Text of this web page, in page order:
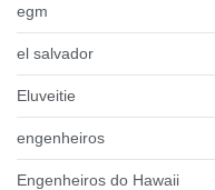
egm
el salvador
Eluveitie
engenheiros
Engenheiros do Hawaii